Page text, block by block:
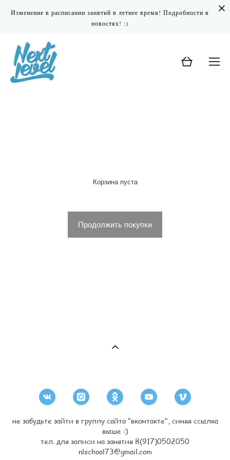
Изменение в расписании занятий в летнее время! Подробности в
новостях! :)
Корзина пуста
Продолжить покупки
не забудьте зайти в группу сайта "вконтакте", синяя ссылка
выше :)
тел. для записи на занятия 8(917)0502050
nlschool73@gmail.com